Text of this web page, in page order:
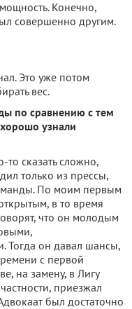
Конечно,
совершенно другим.
Это уже потом
вес.
по сравнению с тем
узнали
то сказать сложно,
только из прессы,
По моим первым
в то время
что он молодым
Тогда он давал шансы,
с первой
на замену, в Лигу
приезжал
был достаточно